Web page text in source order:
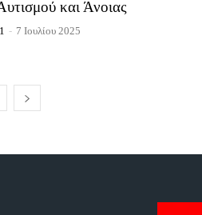
και Άνοιας
- 7 Ιουλίου 2025